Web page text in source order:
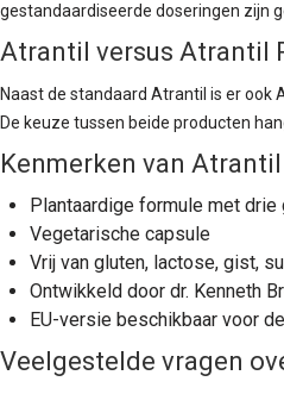
gestandaardiseerde doseringen zijn
Atrantil versus Atrantil
Naast de standaard Atrantil is er
De keuze tussen beide producten
Kenmerken van Atrantil
Plantaardige formule met
Vegetarische capsule
Vrij van gluten, lactose, gist,
Ontwikkeld door dr. Kenneth
EU-versie beschikbaar voor
Veelgestelde vragen